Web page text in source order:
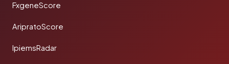
FxgeneScore
AripratoScore
IpiemsRadar